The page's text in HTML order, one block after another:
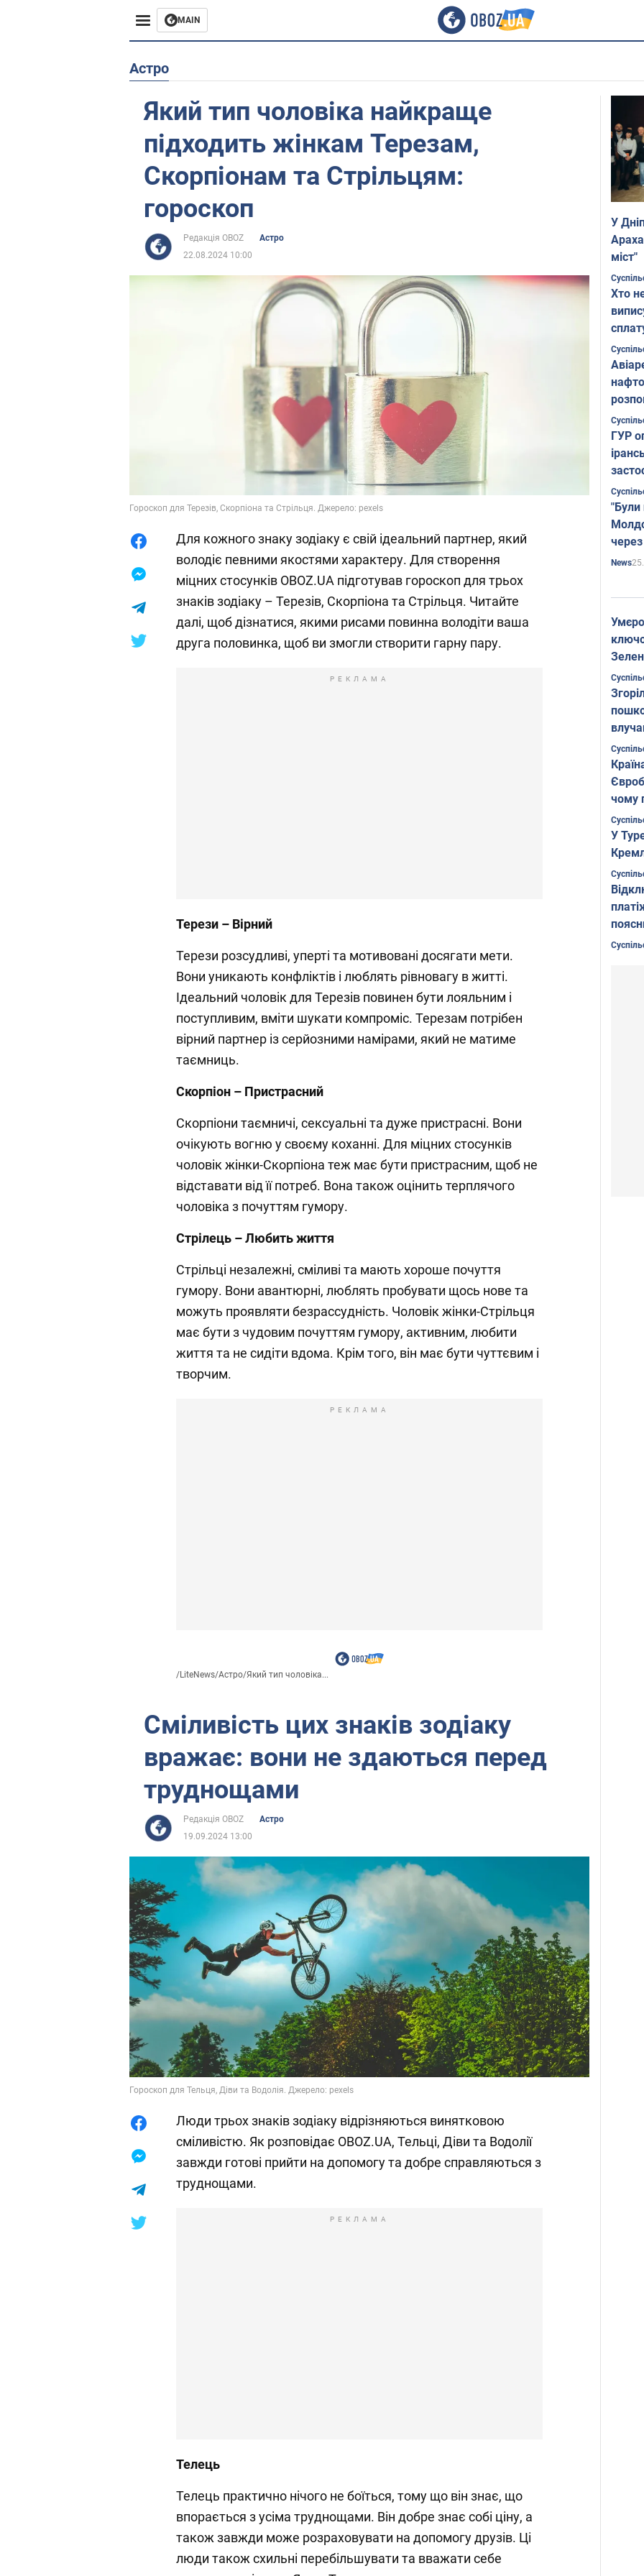
MAIN
Азія
Африка
Життя
Лайфхаки
Астро
Який тип чоловіка найкраще
підходить жінкам Терезам,
Скорпіонам та Стрільцям:
гороскоп
Редакція OBOZ
Астро
22.08.2024 10:00
Гороскоп для Терезів, Скорпіона та Стрільця. Джерело: pexels
Для кожного знаку зодіаку є свій ідеальний партнер, який
володіє певними якостями характеру. Для створення
міцних стосунків OBOZ.UA підготував гороскоп для трьох
знаків зодіаку – Терезів, Скорпіона та Стрільця. Читайте
далі, щоб дізнатися, якими рисами повинна володіти ваша
друга половинка, щоб ви змогли створити гарну пару.
РЕКЛАМА
Терези – Вірний
Терези розсудливі, уперті та мотивовані досягати мети.
Вони уникають конфліктів і люблять рівновагу в житті.
Ідеальний чоловік для Терезів повинен бути лояльним і
поступливим, вміти шукати компроміс. Терезам потрібен
вірний партнер із серйозними намірами, який не матиме
таємниць.
Скорпіон – Пристрасний
Скорпіони таємничі, сексуальні та дуже пристрасні. Вони
очікують вогню у своєму коханні. Для міцних стосунків
чоловік жінки-Скорпіона теж має бути пристрасним, щоб не
відставати від її потреб. Вона також оцінить терплячого
чоловіка з почуттям гумору.
Стрілець – Любить життя
Стрільці незалежні, сміливі та мають хороше почуття
гумору. Вони авантюрні, люблять пробувати щось нове та
можуть проявляти безрассудність. Чоловік жінки-Стрільця
має бути з чудовим почуттям гумору, активним, любити
життя та не сидіти вдома. Крім того, він має бути чуттєвим і
творчим.
РЕКЛАМА
/LiteNews/Астро/Який тип чоловіка...
Сміливість цих знаків зодіаку
вражає: вони не здаються перед
труднощами
Редакція OBOZ
Астро
19.09.2024 13:00
Гороскоп для Тельця, Діви та Водолія. Джерело: pexels
Люди трьох знаків зодіаку відрізняються винятковою
сміливістю. Як розповідає OBOZ.UA, Тельці, Діви та Водолії
завжди готові прийти на допомогу та добре справляються з
труднощами.
РЕКЛАМА
Телець
Телець практично нічого не боїться, тому що він знає, що
впорається з усіма труднощами. Він добре знає собі ціну, а
також завжди може розраховувати на допомогу друзів. Ці
люди також схильні перебільшувати та вважати себе
У
міст"
Хто
ГУР
"Були
News
Фото
чому
У